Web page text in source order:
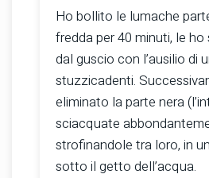
Ho bollito le lumache
fredda per 40 minuti, le
dal guscio con l’ausilio di
stuzzicadenti.
eliminato la parte nera
sciacquate
strofinandole tra loro, in
sotto il getto dell’acqua.